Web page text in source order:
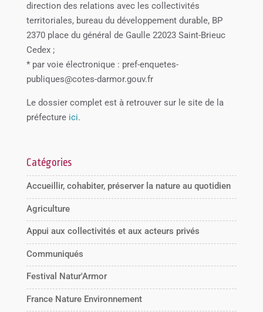
direction des relations avec les collectivités
territoriales, bureau du développement durable, BP
2370 place du général de Gaulle 22023 Saint-Brieuc
Cedex ;
* par voie électronique : pref-enquetes-
publiques@cotes-darmor.gouv.fr
Le dossier complet est à retrouver sur le site de la
préfecture ici.
Catégories
Accueillir, cohabiter, préserver la nature au quotidien
Agriculture
Appui aux collectivités et aux acteurs privés
Communiqués
Festival Natur'Armor
France Nature Environnement